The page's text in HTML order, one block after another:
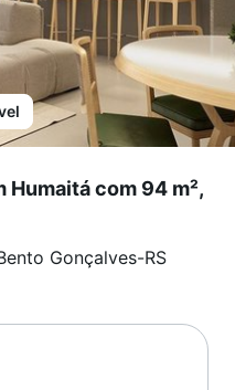
Humaitá com 94 m²,
Gonçalves-RS